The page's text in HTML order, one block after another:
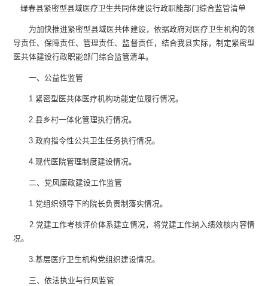
绿春县紧密型县域医疗卫生共同体建设行政职能部门综合监管清单
为加快推进紧密型县域医共体建设，依据政府对医疗卫生机构的领
导责任、保障责任、管理责任、监督责任，结合我县实际，制定紧密型
医共体建设行政职能部门综合监管清单。
一、公益性监管
1.紧密型医共体医疗机构功能定位履行情况。
2.县乡村一体化管理执行情况。
3.政府指令性公共卫生任务执行情况。
4.现代医院管理制度建设情况。
二、党风廉政建设工作监管
1.党组织领导下的院长负责制落实情况。
2.党建工作考核评价体系建立情况，将党建工作纳入绩效核内容情
况。
3.基层医疗卫生机构党组织建设情况。
三、依法执业与行风监管